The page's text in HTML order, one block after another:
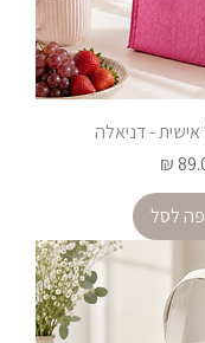
אישית - דניאלה
לסל